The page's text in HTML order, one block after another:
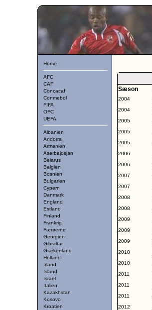
Home
AFC
CAF
Concacaf
Conmebol
FIFA
OFC
UEFA
Albanien
Andorra
Armenien
Aserbajdsjan
Belarus
Belgien
Bosnien
Bulgarien
Cypern
Danmark
England
Estland
Finland
Frankrig
Færøerne
Georgien
Gibraltar
Grækenland
Holland
Irland
Island
Israel
Italien
Kazakhstan
Kosovo
Kroatien
Sæson
2004
2004
2005
2005
2005
2006
2006
2007
2007
2008
2008
2009
2009
2009
2010
2010
2011
2011
2011
2012